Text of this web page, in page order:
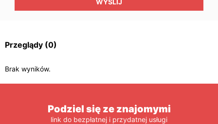
WYŚLIJ
Przeglądy (0)
Brak wyników.
Podziel się ze znajomymi
link do bezpłatnej i przydatnej usługi